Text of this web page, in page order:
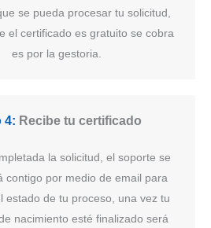
se pueda procesar tu solicitud,
el certificado es gratuito se cobra
es por la gestoria.
4: Recibe tu certificado
la solicitud, el soporte se
contigo por medio de email para
estado de tu proceso, una vez tu
nacimiento esté finalizado será